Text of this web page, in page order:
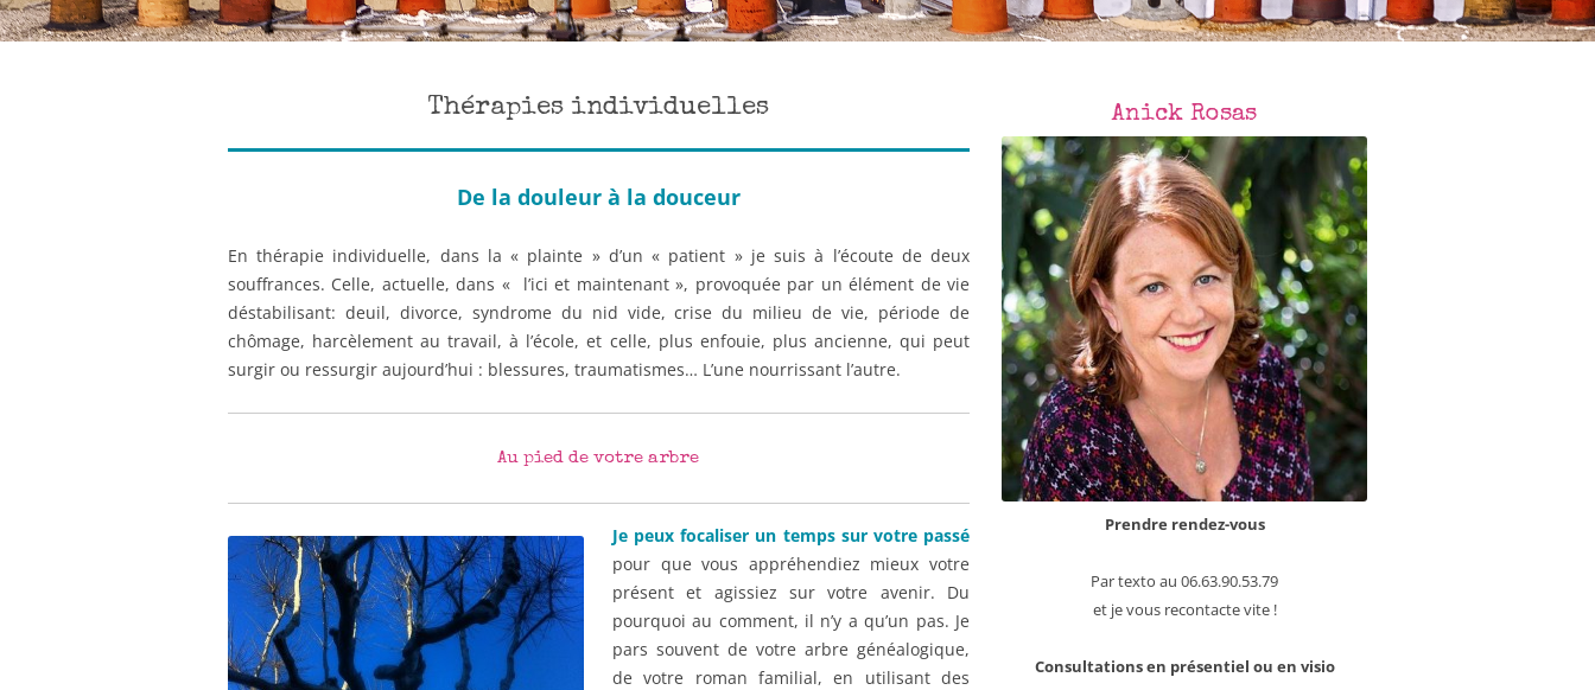
Coaching
Créa-thérapie
Appel à témoins Fiches pratiques
Thérapies individuelles
De la douleur à la douceur
En thérapie individuelle, dans la « plainte » d’un « patient » je suis à l’écoute de deux
souffrances. Celle, actuelle, dans « l’ici et maintenant », provoquée par un élément de vie
déstabilisant: deuil, divorce, syndrome du nid vide, crise du milieu de vie, période de
chômage, harcèlement au travail, à l’école, et celle, plus enfouie, plus ancienne, qui peut
surgir ou ressurgir aujourd’hui : blessures, traumatismes… L’une nourrissant l’autre.
Au pied de votre arbre
Je peux focaliser un temps sur votre passé
pour que vous appréhendiez mieux votre
présent et agissiez sur votre avenir. Du
pourquoi au comment, il n’y a qu’un pas. Je
pars souvent de votre arbre généalogique,
de votre roman familial, en utilisant des
Anick Rosas
Prendre rendez-vous
Par texto au 06.63.90.53.79
et je vous recontacte vite !
Consultations en présentiel ou en visio